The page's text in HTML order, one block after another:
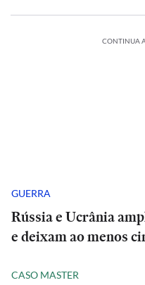
CONTINUA
GUERRA
Rússia e Ucrânia
e deixam ao menos
CASO MASTER